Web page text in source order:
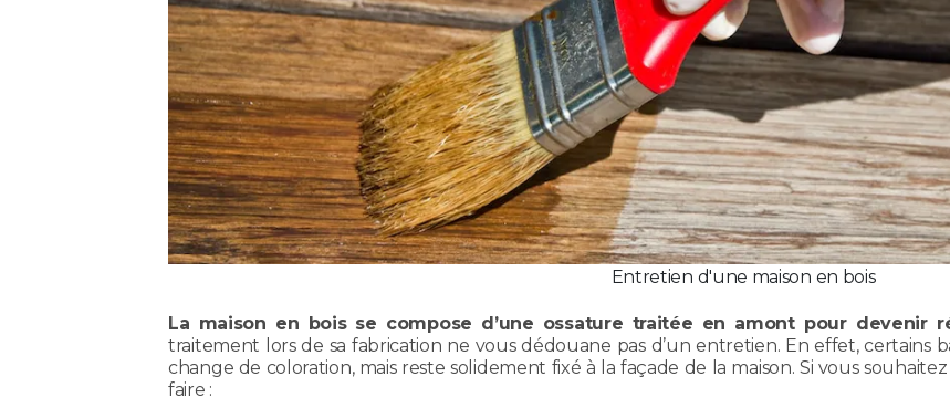
Entretien d'une maison en bois
La maison en bois se compose d’une ossature traitée en amont pour devenir
traitement lors de sa fabrication ne vous dédouane pas d’un entretien. En effet, certains
change de coloration, mais reste solidement fixé à la façade de la maison. Si vous
faire :